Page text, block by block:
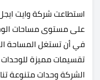
استطاعت شركة وايت ايجل
على مستوى مساحات
في أن تستغل المساحة
تقسيمات مميزة للوحدات
الشركة وحدات متنوعة